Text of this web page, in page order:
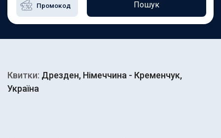
Пошук
Квитки: Дрезден, Німеччина - Кременчук,
Україна